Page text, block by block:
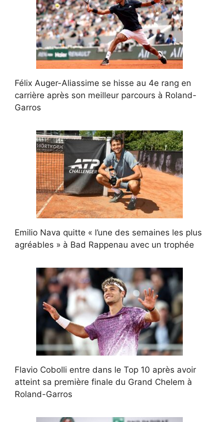
Félix Auger-Aliassime se hisse au 4e rang en
carrière après son meilleur parcours à Roland-
Garros
Emilio Nava quitte « l’une des semaines les plus
agréables » à Bad Rappenau avec un trophée
Flavio Cobolli entre dans le Top 10 après avoir
atteint sa première finale du Grand Chelem à
Roland-Garros